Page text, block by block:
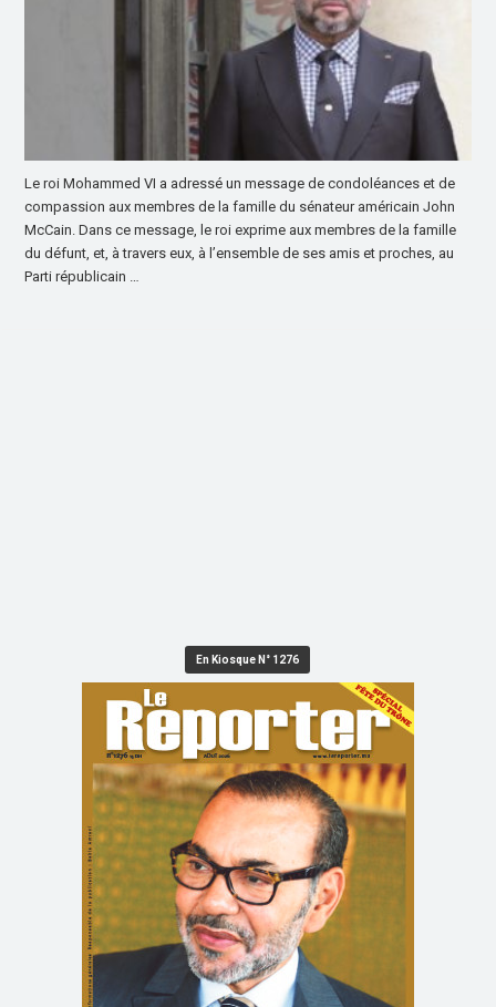
Le roi Mohammed VI a adressé un message de condoléances et de
compassion aux membres de la famille du sénateur américain John
McCain. Dans ce message, le roi exprime aux membres de la famille
du défunt, et, à travers eux, à l’ensemble de ses amis et proches, au
Parti républicain …
En Kiosque N° 1276